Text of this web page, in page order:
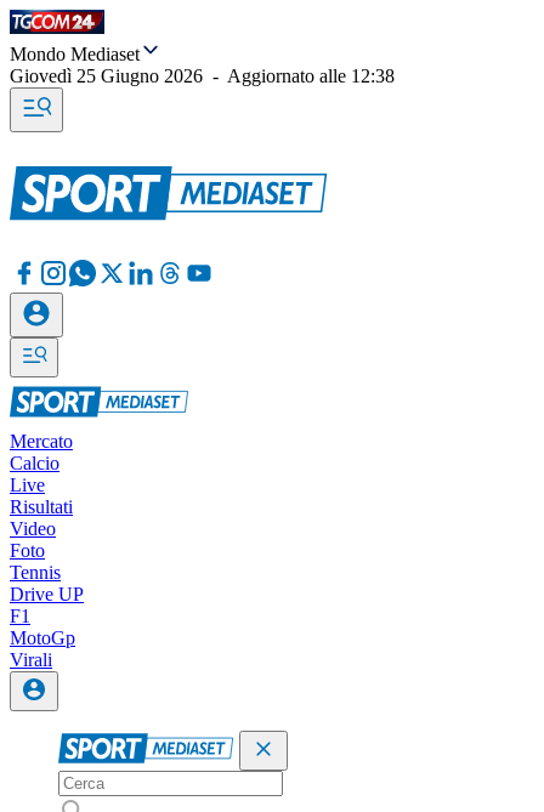
Mondo Mediaset
Giovedì 25 Giugno 2026 - Aggiornato alle 12:38
Mercato
Calcio
Live
Risultati
Video
Foto
Tennis
Drive UP
F1
MotoGp
Virali